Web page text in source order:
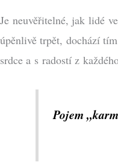
Je neuvěřitelné, jak lidé
úpěnlivě trpět, dochází
srdce a s radostí z
Pojem